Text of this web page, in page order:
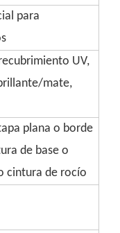
para
UV,
mate,
plana o borde
de base o
cintura de rocío